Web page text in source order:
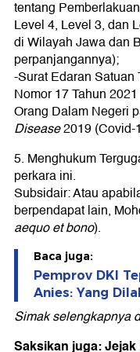
tentang
Level 4, Level 3, dan
di Wilayah Jawa dan
perpanjangannya);
-Surat Edaran
Nomor 17 Tahun
Orang Dalam Negeri
Disease2019 (Covid-
5. Menghukum
perkara ini.
Subsidair: Atau
berpendapat lain,
aequo et bono).
Baca juga:
Pemprov DKI
Anies: Yang
Simak selengkapnya
Saksikan juga: